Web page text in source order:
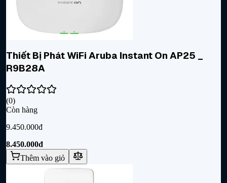
Thiết Bị Phát WiFi Aruba Instant On AP25 _
R9B28A
(0)
Còn hàng
9.450.000đ
8.450.000đ
Thêm vào giỏ